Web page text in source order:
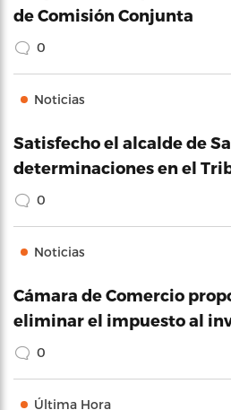
de Comisión Conjunta
0
Noticias
Satisfecho el alcalde de
determinaciones en el
0
Noticias
Cámara de Comercio
eliminar el impuesto al
0
Última Hora